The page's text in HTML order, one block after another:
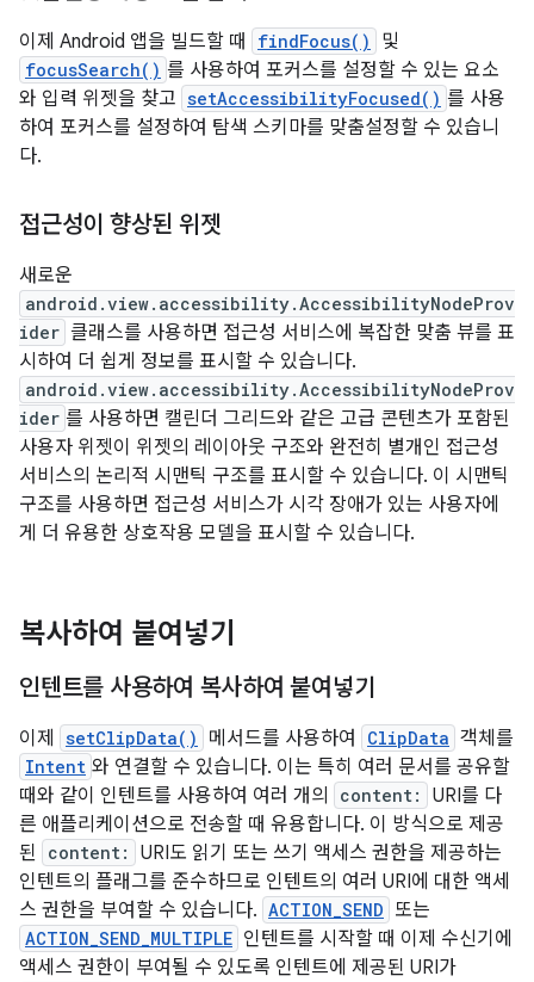
이제 Android 앱을 빌드할 때 findFocus() 및
focusSearch() 를 사용하여 포커스를 설정할 수 있는 요소
와 입력 위젯을 찾고 setAccessibilityFocused() 를 사용
하여 포커스를 설정하여 탐색 스키마를 맞춤설정할 수 있습니
다.
접근성이 향상된 위젯
새로운
android.view.accessibility.AccessibilityNodeProv
ider 클래스를 사용하면 접근성 서비스에 복잡한 맞춤 뷰를 표
시하여 더 쉽게 정보를 표시할 수 있습니다.
android.view.accessibility.AccessibilityNodeProv
ider 를 사용하면 캘린더 그리드와 같은 고급 콘텐츠가 포함된
사용자 위젯이 위젯의 레이아웃 구조와 완전히 별개인 접근성
서비스의 논리적 시맨틱 구조를 표시할 수 있습니다. 이 시맨틱
구조를 사용하면 접근성 서비스가 시각 장애가 있는 사용자에
게 더 유용한 상호작용 모델을 표시할 수 있습니다.
복사하여 붙여넣기
인텐트를 사용하여 복사하여 붙여넣기
이제 setClipData() 메서드를 사용하여 ClipData 객체를
Intent 와 연결할 수 있습니다. 이는 특히 여러 문서를 공유할
때와 같이 인텐트를 사용하여 여러 개의
content:
URI를 다
른 애플리케이션으로 전송할 때 유용합니다. 이 방식으로 제공
된 content:
URI도 읽기 또는 쓰기 액세스 권한을 제공하는
인텐트의 플래그를 준수하므로 인텐트의 여러 URI에 대한 액세
스 권한을 부여할 수 있습니다. ACTION_SEND 또는
ACTION_SEND_MULTIPLE 인텐트를 시작할 때 이제 수신기에
액세스 권한이 부여될 수 있도록 인텐트에 제공된 URI가